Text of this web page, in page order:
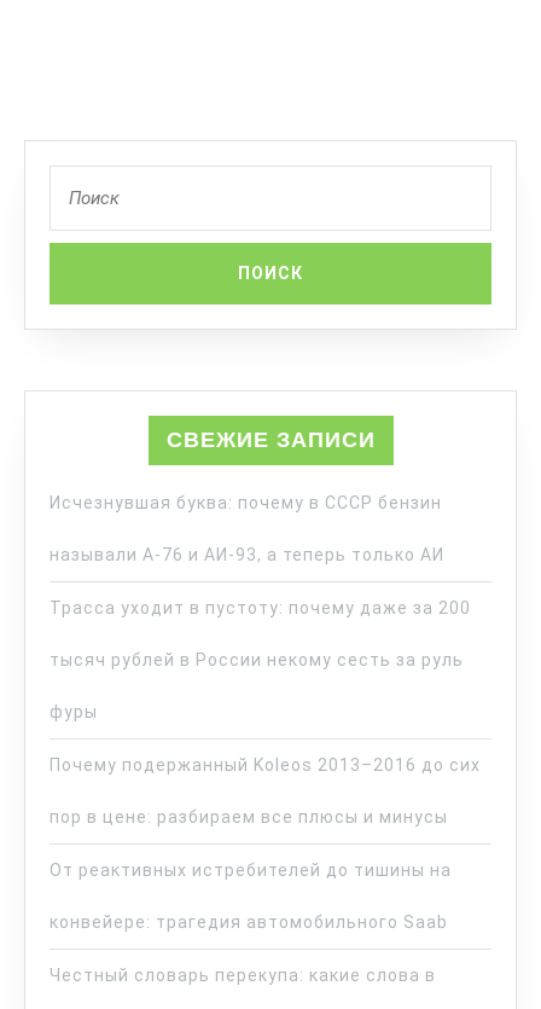
СВЕЖИЕ ЗАПИСИ
Исчезнувшая буква: почему в СССР бензин
называли А-76 и АИ-93, а теперь только АИ
Трасса уходит в пустоту: почему даже за 200
тысяч рублей в России некому сесть за руль
фуры
Почему подержанный Koleos 2013–2016 до сих
пор в цене: разбираем все плюсы и минусы
От реактивных истребителей до тишины на
конвейере: трагедия автомобильного Saab
Честный словарь перекупа: какие слова в